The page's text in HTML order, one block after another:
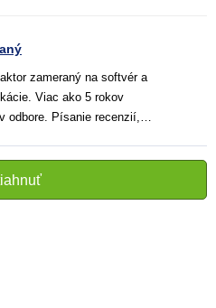
zameraný na softvér a
Viac ako 5 rokov
odbore. Písanie recenzií,
textov, ktoré pomáhajú
porozumieť a využiť moderné